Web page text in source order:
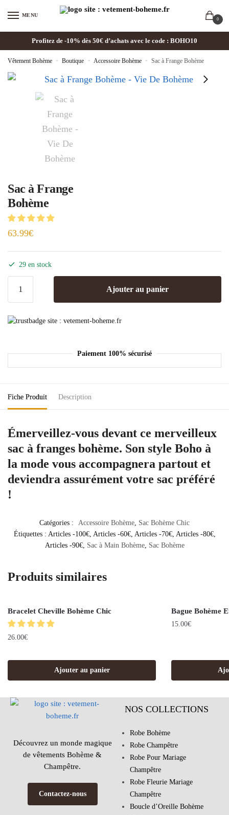
MENU
0
Profitez de -10% dès 50€ d’achats avec le code : BOHO10
Vêtement Bohème » Boutique » Accessoire Bohème » Sac à Frange Bohème
Sac à Frange
Bohème
63.99€
29 en stock
Ajouter au panier
Paiement 100% sécurisé
Fiche Produit Description
Émerveillez-vous devant ce merveilleux
sac à franges bohème. Son style Boho à
la mode vous accompagnera partout et
deviendra assurément votre sac préféré
!
Catégories : Accessoire Bohème, Sac Bohème Chic
Étiquettes : Articles -100€, Articles -60€, Articles -70€, Articles -80€,
Articles -90€, Sac à Main Bohème, Sac Bohème
Produits similaires
Bracelet Cheville Bohème Chic
26.00€
Ajouter au panier
Bague Bohème
15.00€
Découvrez un monde magique
de vêtements Bohème &
Champêtre.
Contactez-nous
NOS COLLECTIONS
Robe Bohème
Robe Champêtre
Robe Pour Mariage
Champêtre
Robe Fleurie Mariage
Champêtre
Boucle d’Oreille Bohème